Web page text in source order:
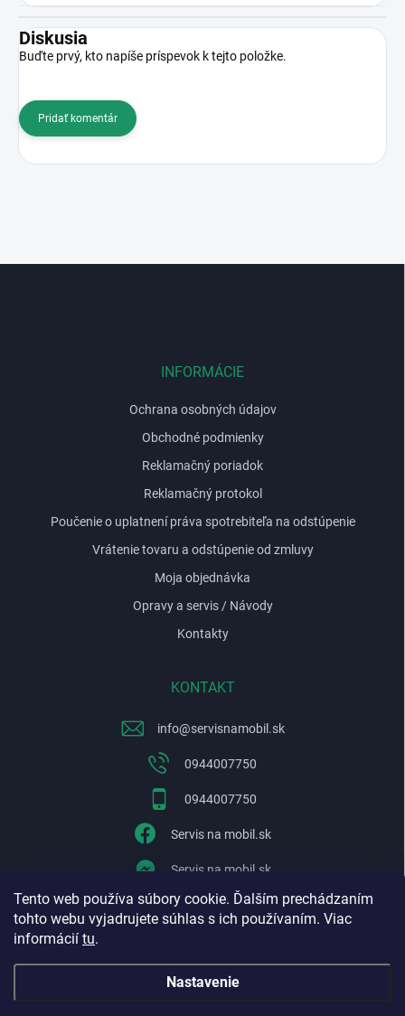
Tento web používa súbory cookie. Ďalším prechádzaním
tohto webu vyjadrujete súhlas s ich používaním. Viac
informácií tu.
Nastavenie
Diskusia
Buďte prvý, kto napíše príspevok k tejto položke.
Pridať komentár
INFORMÁCIE
Ochrana osobných údajov
Obchodné podmienky
Reklamačný poriadok
Reklamačný protokol
Poučenie o uplatnení práva spotrebiteľa na odstúpenie
Vrátenie tovaru a odstúpenie od zmluvy
Moja objednávka
Opravy a servis / Návody
Kontakty
KONTAKT
info@servisnamobil.sk
0944007750
0944007750
Servis na mobil.sk
Servis na mobil.sk
WhatsApp
Servisnamobil.sk. Všetky práva vyhradené.